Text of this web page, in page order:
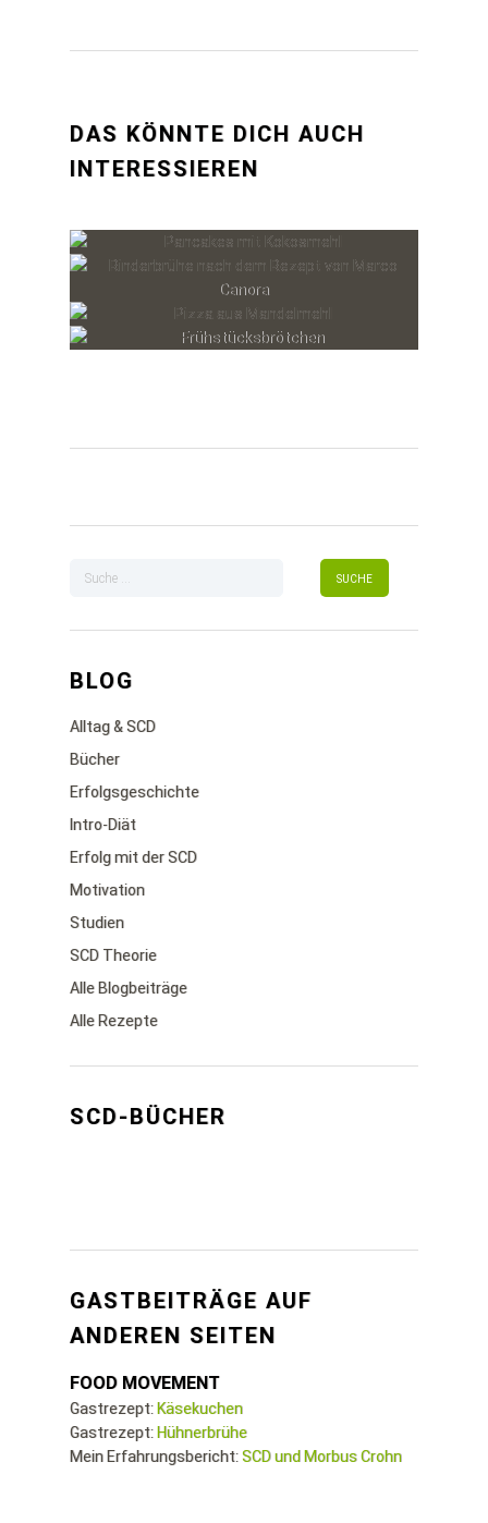
DAS KÖNNTE DICH AUCH
INTERESSIEREN
BLOG
Alltag & SCD
Bücher
Erfolgsgeschichte
Intro-Diät
Erfolg mit der SCD
Motivation
Studien
SCD Theorie
Alle Blogbeiträge
Alle Rezepte
SCD-BÜCHER
GASTBEITRÄGE AUF
ANDEREN SEITEN
FOOD MOVEMENT
Gastrezept: Käsekuchen
Gastrezept: Hühnerbrühe
Mein Erfahrungsbericht:SCD und Morbus Crohn